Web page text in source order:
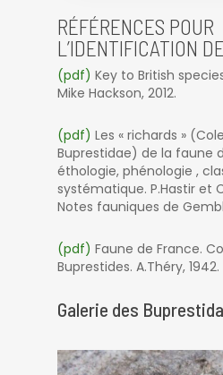
RÉFÉRENCES POUR
L’IDENTIFICATION
(pdf) Key to British
Mike Hackson, 2012.
(pdf) Les « richards »
Buprestidae) de la faune
éthologie, phénologie ,
systématique. P.Hastir et
Notes fauniques de
(pdf)Faune de France.
Buprestides. A.Théry, 1942.
Galerie des